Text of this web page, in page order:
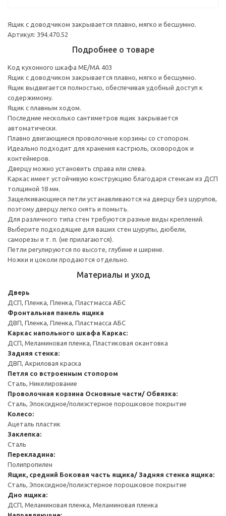
Ящик с доводчиком закрывается плавно, мягко и бесшумно.
Артикул: 394.470.52
Подробнее о товаре
Код кухонного шкафа ME/MA 403
Ящик с доводчиком закрывается плавно, мягко и бесшумно.
Ящик выдвигается полностью, обеспечивая удобный доступ к
содержимому.
Ящик с плавным ходом.
Последние несколько сантиметров ящик закрывается
автоматически.
Плавно двигающиеся проволочные корзины со стопором.
Идеально подходит для хранения кастрюль, сковородок и
контейнеров.
Дверцу можно установить справа или слева.
Каркас имеет устойчивую конструкцию благодаря стенкам из ДСП
толщиной 18 мм.
Защелкивающиеся петли устанавливаются на дверцу без шурупов,
поэтому дверцу легко снять и помыть.
Для различного типа стен требуются разные виды креплений.
Выберите подходящие для ваших стен шурупы, дюбели,
саморезы и т. п. (не прилагаются).
Петли регулируются по высоте, глубине и ширине.
Ножки и цоколи продаются отдельно.
Материалы и уход
Дверь
ДСП, Пленка, Пленка, Пластмасса АБС
Фронтальная панель ящика
ДВП, Пленка, Пленка, Пластмасса АБС
Каркас напольного шкафа Каркас:
ДСП, Меламиновая пленка, Пластиковая окантовка
Задняя стенка:
ДВП, Акриловая краска
Петля со встроенным стопором
Сталь, Никелирование
Проволочная корзина Основные части/ Обвязка:
Сталь, Эпоксидное/полиэстерное порошковое покрытие
Колесо:
Ацеталь пластик
Заклепка:
Сталь
Перекладина:
Полипропилен
Ящик, средний Боковая часть ящика/ Задняя стенка ящика:
Сталь, Эпоксидное/полиэстерное порошковое покрытие
Дно ящика:
ДСП, Меламиновая пленка, Меламиновая пленка